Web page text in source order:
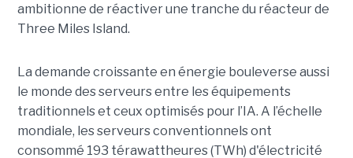
ambitionne de réactiver une tranche du réacteur de
Three Miles Island.
La demande croissante en énergie bouleverse aussi
le monde des serveurs entre les équipements
traditionnels et ceux optimisés pour l’IA. A l’échelle
mondiale, les serveurs conventionnels ont
consommé 193 térawattheures (TWh) d'électricité